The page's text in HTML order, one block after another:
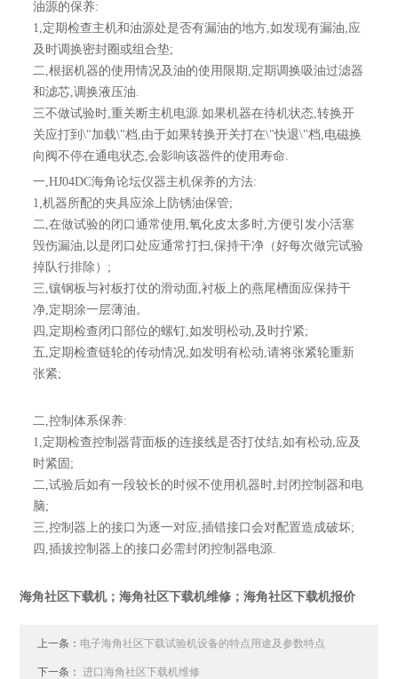
油源的保养:
1,定期检查主机和油源处是否有漏油的地方,如发现有漏油,应
及时调换密封圈或组合垫;
二,根据机器的使用情况及油的使用限期,定期调换吸油过滤器
和滤芯,调换液压油.
三不做试验时,重关断主机电源.如果机器在待机状态,转换开
关应打到\"加载\"档,由于如果转换开关打在\"快退\"档,电磁换
向阀不停在通电状态,会影响该器件的使用寿命.
一,HJ04DC海角论坛仪器主机保养的方法:
1,机器所配的夹具应涂上防锈油保管;
二,在做试验的闭口通常使用,氧化皮太多时,方便引发小活塞
毁伤漏油,以是闭口处应通常打扫,保持干净（好每次做完试验
掉队行排除）;
三,镶钢板与衬板打仗的滑动面,衬板上的燕尾槽面应保持干
净,定期涂一层薄油。
四,定期检查闭口部位的螺钉,如发明松动,及时拧紧;
五,定期检查链轮的传动情况,如发明有松动,请将张紧轮重新
张紧;
二,控制体系保养:
1,定期检查控制器背面板的连接线是否打仗结,如有松动,应及
时紧固;
二,试验后如有一段较长的时候不使用机器时,封闭控制器和电
脑;
三,控制器上的接口为逐一对应,插错接口会对配置造成破坏;
四,插拔控制器上的接口必需封闭控制器电源.
海角社区下载机；海角社区下载机维修；海角社区下载机报价
上一条： 电子海角社区下载试验机设备的特点用途及参数特点
下一条：进口海角社区下载机维修